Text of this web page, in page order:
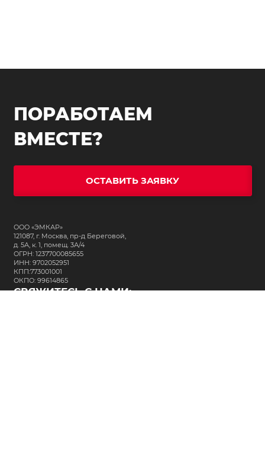
ПОРАБОТАЕМ
ВМЕСТЕ?
ОСТАВИТЬ ЗАЯВКУ
ООО «ЭМКАР»
121087, г. Москва, пр-д Береговой,
д. 5А, к. 1, помещ. 3А/4
ОГРН: 1237700085655
ИНН: 9702052951
КПП:773001001
ОКПО: 99614865
СВЯЖИТЕСЬ С НАМИ: